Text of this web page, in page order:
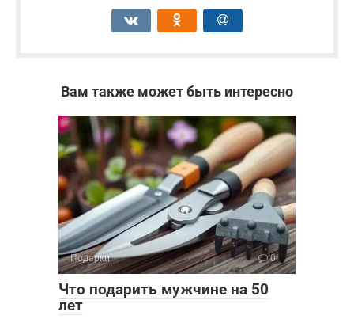
Вам также может быть интересно
Подарки 0
Что подарить мужчине на 50
лет